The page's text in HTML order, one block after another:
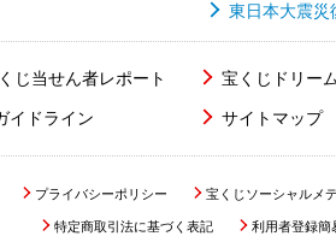
東日本大震災
じ当せん者レポート 宝くじドリー
イドライン サイトマップ
プライバシーポリシー 宝くじソーシャルメ
特定商取引法に基づく表記 利用者登録簡